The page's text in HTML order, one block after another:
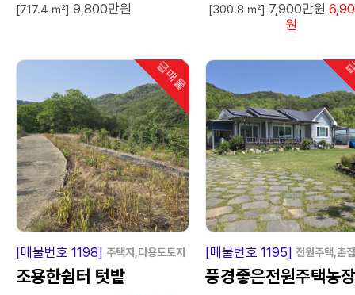
[717.4 ㎡] 9,800만원 [300.8 ㎡] 7,900만원
원
급매물
인기
급 매 물
[매물번호 1198] 주택지,다용도토지
조용한쉼터 텃밭
급 매
[매물번호 1195] 전원주택,촌집
풍경좋은전원주택농장